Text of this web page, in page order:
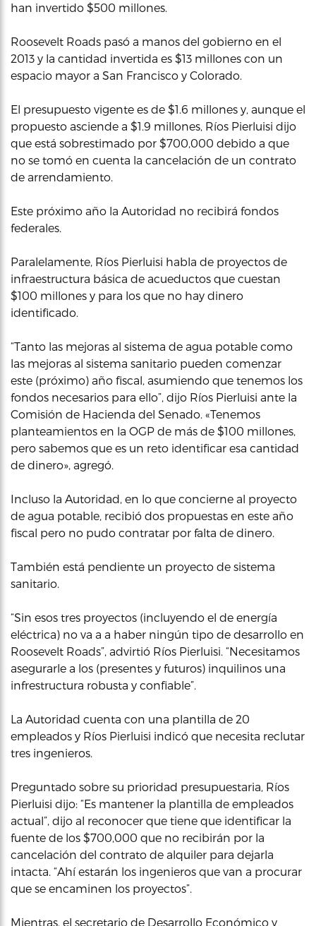
han invertido $500 millones.
Roosevelt Roads pasó a manos del gobierno en el
2013 y la cantidad invertida es $13 millones con un
espacio mayor a San Francisco y Colorado.
El presupuesto vigente es de $1.6 millones y, aunque el
propuesto asciende a $1.9 millones, Ríos Pierluisi dijo
que está sobrestimado por $700,000 debido a que
no se tomó en cuenta la cancelación de un contrato
de arrendamiento.
Este próximo año la Autoridad no recibirá fondos
federales.
Paralelamente, Ríos Pierluisi habla de proyectos de
infraestructura básica de acueductos que cuestan
$100 millones y para los que no hay dinero
identificado.
“Tanto las mejoras al sistema de agua potable como
las mejoras al sistema sanitario pueden comenzar
este (próximo) año fiscal, asumiendo que tenemos los
fondos necesarios para ello”, dijo Ríos Pierluisi ante la
Comisión de Hacienda del Senado. «Tenemos
planteamientos en la OGP de más de $100 millones,
pero sabemos que es un reto identificar esa cantidad
de dinero», agregó.
Incluso la Autoridad, en lo que concierne al proyecto
de agua potable, recibió dos propuestas en este año
fiscal pero no pudo contratar por falta de dinero.
También está pendiente un proyecto de sistema
sanitario.
“Sin esos tres proyectos (incluyendo el de energía
eléctrica) no va a a haber ningún tipo de desarrollo en
Roosevelt Roads”, advirtió Ríos Pierluisi. “Necesitamos
asegurarle a los (presentes y futuros) inquilinos una
infrestructura robusta y confiable”.
La Autoridad cuenta con una plantilla de 20
empleados y Ríos Pierluisi indicó que necesita reclutar
tres ingenieros.
Preguntado sobre su prioridad presupuestaria, Ríos
Pierluisi dijo: “Es mantener la plantilla de empleados
actual”, dijo al reconocer que tiene que identificar la
fuente de los $700,000 que no recibirán por la
cancelación del contrato de alquiler para dejarla
intacta. “Ahí estarán los ingenieros que van a procurar
que se encaminen los proyectos”.
Mientras, el secretario de Desarrollo Económico y